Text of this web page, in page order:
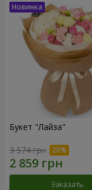
Букет "Лайза"
3 574 грн
Заказать